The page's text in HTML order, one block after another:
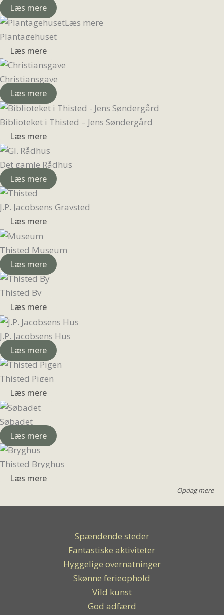
Læs mere
Plantagehuset
Læs mere
Christiansgave
Læs mere
Biblioteket i Thisted – Jens Søndergård
Læs mere
Det gamle Rådhus
Læs mere
J.P. Jacobsens Gravsted
Læs mere
Thisted Museum
Læs mere
Thisted By
Læs mere
J.P. Jacobsens Hus
Læs mere
Thisted Pigen
Læs mere
Søbadet
Læs mere
Thisted Bryghus
Læs mere
Opdag mere
Spændende steder
Fantastiske aktiviteter
Hyggelige overnatninger
Skønne ferieophold
Vild kunst
God adfærd